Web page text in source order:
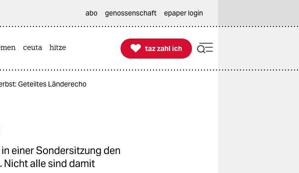
abo genossenschaft epaper login
ceuta hitze 
taz zahl ich
taz zahl ich
Geteiltes Länderecho
einer Sondersitzung den
Nicht alle sind damit